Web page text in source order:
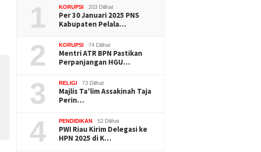
1 KORUPSI 203 Dilihat
Per 30 Januari 2025 PNS
Kabupaten Pelala…
2 KORUPSI 74 Dilihat
Mentri ATR BPN Pastikan
Perpanjangan HGU…
3 RELIGI 73 Dilihat
Majlis Ta’lim Assakinah Taja
Perin…
4 PENDIDIKAN 52 Dilihat
PWI Riau Kirim Delegasi ke
HPN 2025 di K…